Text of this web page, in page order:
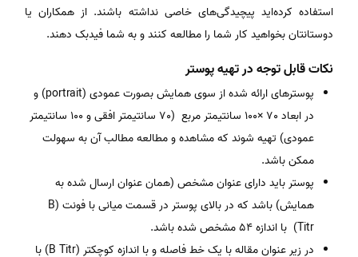
استفاده کرده‌اید پیچیدگی‌های خاصی نداشته باشند. از همکاران یا
دوستانتان بخواهید کار شما را مطالعه کنند و به شما فیدبک دهند.
نکات قابل توجه در تهیه پوستر
پوسترهای ارائه شده از سوی همایش بصورت عمودی (portrait) و
در ابعاد 70 ×100 سانتیمتر مربع (70 سانتیمتر افقی و 100 سانتیمتر
عمودی) تهیه شوند که مشاهده و مطالعه مطالب آن به سهولت
ممکن باشد.
پوستر باید دارای عنوان مشخص (همان عنوان ارسال شده به
همایش) باشد که در بالای پوستر در قسمت میانی با فونت (B
Titr) با اندازه 54 مشخص شده باشد.
در زیر عنوان مقاله با یک خط فاصله و با اندازه کوچکتر (B Titr) با